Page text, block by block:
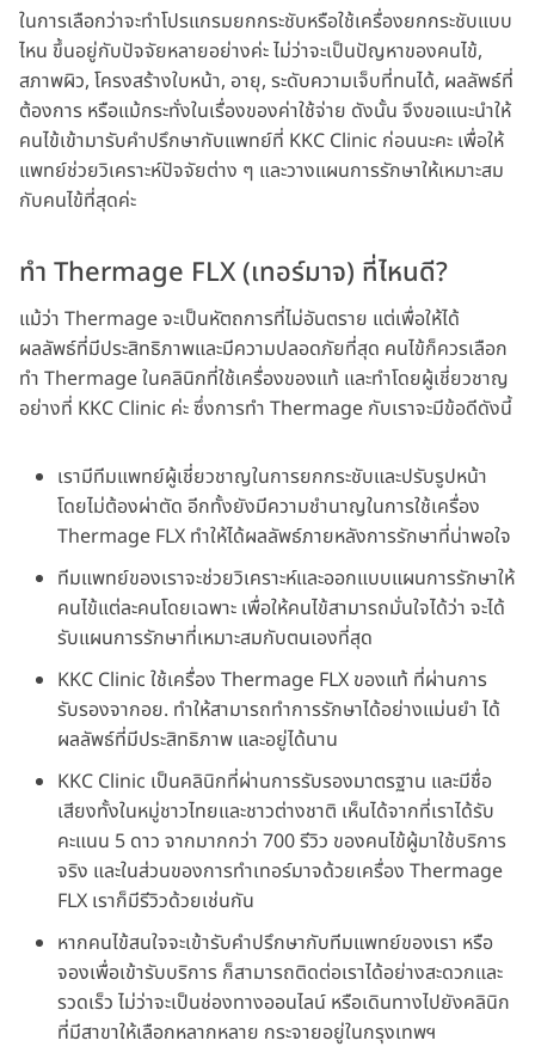
ในการเลือกว่าจะทำโปรแกรมยกกระชับหรือใช้เครื่องยกกระชับแบบ
ไหน ขึ้นอยู่กับปัจจัยหลายอย่างค่ะ ไม่ว่าจะเป็นปัญหาของคนไข้,
สภาพผิว, โครงสร้างใบหน้า, อายุ, ระดับความเจ็บที่ทนได้, ผลลัพธ์ที่
ต้องการ หรือแม้กระทั่งในเรื่องของค่าใช้จ่าย ดังนั้น จึงขอแนะนำให้
คนไข้เข้ามารับคำปรึกษากับแพทย์ที่ KKC Clinic ก่อนนะคะ เพื่อให้
แพทย์ช่วยวิเคราะห์ปัจจัยต่าง ๆ และวางแผนการรักษาให้เหมาะสม
กับคนไข้ที่สุดค่ะ
ทำ Thermage FLX (เทอร์มาจ) ที่ไหนดี?
แม้ว่า Thermage จะเป็นหัตถการที่ไม่อันตราย แต่เพื่อให้ได้
ผลลัพธ์ที่มีประสิทธิภาพและมีความปลอดภัยที่สุด คนไข้ก็ควรเลือก
ทำ Thermage ในคลินิกที่ใช้เครื่องของแท้ และทำโดยผู้เชี่ยวชาญ
อย่างที่ KKC Clinic ค่ะ ซึ่งการทำ Thermage กับเราจะมีข้อดีดังนี้
เรามีทีมแพทย์ผู้เชี่ยวชาญในการยกกระชับและปรับรูปหน้า
โดยไม่ต้องผ่าตัด อีกทั้งยังมีความชำนาญในการใช้เครื่อง
Thermage FLX ทำให้ได้ผลลัพธ์ภายหลังการรักษาที่น่าพอใจ
ทีมแพทย์ของเราจะช่วยวิเคราะห์และออกแบบแผนการรักษาให้
คนไข้แต่ละคนโดยเฉพาะ เพื่อให้คนไข้สามารถมั่นใจได้ว่า จะได้
รับแผนการรักษาที่เหมาะสมกับตนเองที่สุด
KKC Clinic ใช้เครื่อง Thermage FLX ของแท้ ที่ผ่านการ
รับรองจากอย. ทำให้สามารถทำการรักษาได้อย่างแม่นยำ ได้
ผลลัพธ์ที่มีประสิทธิภาพ และอยู่ได้นาน
KKC Clinic เป็นคลินิกที่ผ่านการรับรองมาตรฐาน และมีชื่อ
เสียงทั้งในหมู่ชาวไทยและชาวต่างชาติ เห็นได้จากที่เราได้รับ
คะแนน 5 ดาว จากมากกว่า 700 รีวิว ของคนไข้ผู้มาใช้บริการ
จริง และในส่วนของการทำเทอร์มาจด้วยเครื่อง Thermage
FLX เราก็มีรีวิวด้วยเช่นกัน
หากคนไข้สนใจจะเข้ารับคำปรึกษากับทีมแพทย์ของเรา หรือ
จองเพื่อเข้ารับบริการ ก็สามารถติดต่อเราได้อย่างสะดวกและ
รวดเร็ว ไม่ว่าจะเป็นช่องทางออนไลน์ หรือเดินทางไปยังคลินิก
ที่มีสาขาให้เลือกหลากหลาย กระจายอยู่ในกรุงเทพฯ